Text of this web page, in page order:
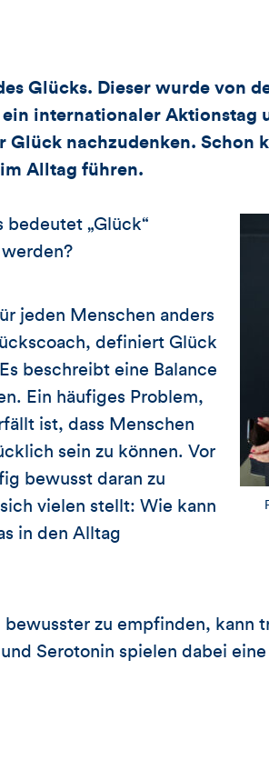
Glücks. Dieser wurde von
ein internationaler Aktionstag
Glück nachzudenken. Schon
Alltag führen.
bedeutet „Glück“
jeden Menschen anders
definiert Glück
beschreibt eine Balance
Ein häufiges Problem,
ist, dass Menschen
sein zu können. Vor
bewusst daran zu
vielen stellt: Wie kann
in den Alltag
zu empfinden, kann
Serotonin spielen dabei